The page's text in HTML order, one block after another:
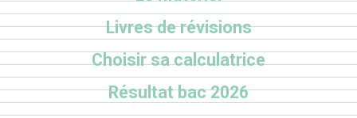
Livres de révisions
Choisir sa calculatrice
Résultat bac 2026